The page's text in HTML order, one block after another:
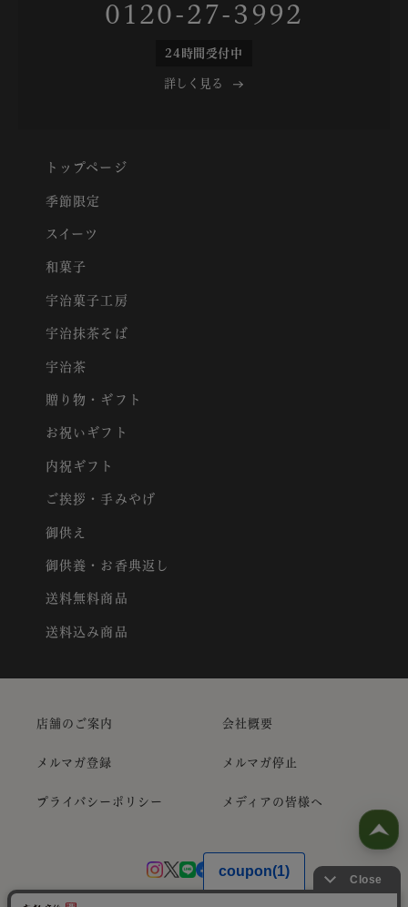
0120-27-3992
24時間受付中
詳しく見る
トップページ
季節限定
スイーツ
和菓子
宇治菓子工房
宇治抹茶そば
宇治茶
贈り物・ギフト
お祝いギフト
内祝ギフト
ご挨拶・手みやげ
御供え
御供養・お香典返し
送料無料商品
送料込み商品
店舗のご案内 会社概要
メルマガ登録 メルマガ停止
プライバシーポリシー メディアの皆様へ